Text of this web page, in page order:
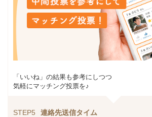
「いいね」の結果も参考にしつつ
気軽にマッチング投票を♪
STEP5 連絡先送信タイム